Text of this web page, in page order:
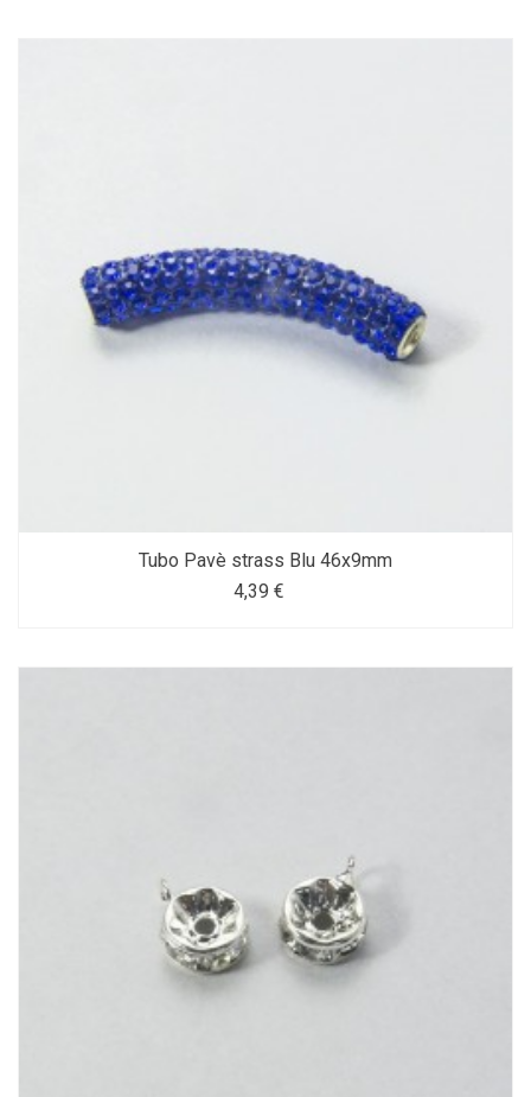
Tubo Pavè strass Blu 46x9mm
4,39 €